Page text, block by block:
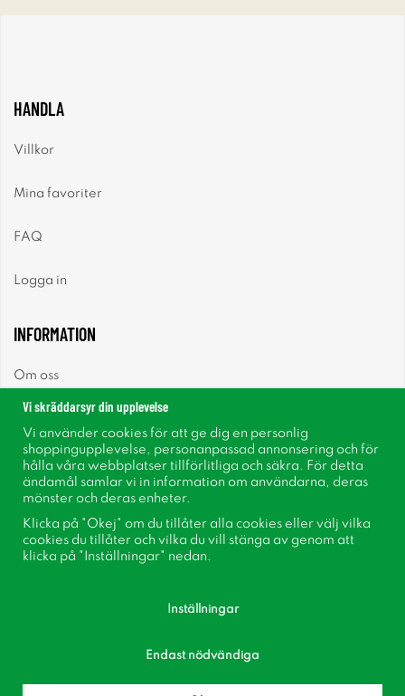
HANDLA
Villkor
Mina favoriter
FAQ
Logga in
INFORMATION
Om oss
Nyhetsbrev
Om cookies
Inspiration
Vi skräddarsyr din upplevelse
Vi använder cookies för att ge dig en personlig
shoppingupplevelse, personanpassad annonsering och för
hålla våra webbplatser tillförlitliga och säkra. För detta
ändamål samlar vi in information om användarna, deras
mönster och deras enheter.
Klicka på "Okej" om du tillåter alla cookies eller välj vilka
cookies du tillåter och vilka du vill stänga av genom att
klicka på "Inställningar" nedan.
Inställningar
Endast nödvändiga